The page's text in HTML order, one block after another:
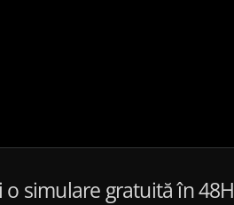
simulare gratuită în 48H